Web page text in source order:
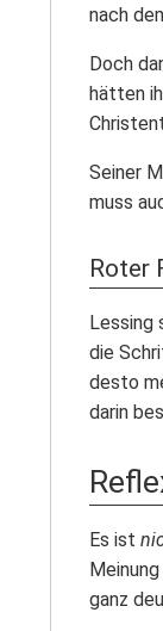
nach
Doch
hätten
Seiner
muss
Roter
Lessing
die
desto
darin
Es ist
ganz